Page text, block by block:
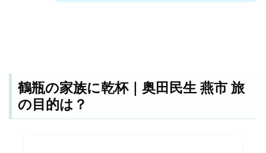
鶴瓶の家族に乾杯｜奥田民生 燕市 旅
の目的は？